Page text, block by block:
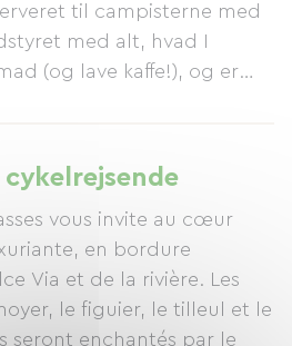
til campisterne med
med alt, hvad I
(og lave kaffe!), og er
vand), en håndvask og
tilbyder Café des
måltider lavet med
råvarer, hovedsageligt
producenter.
kan bestilles. Vi er så
sted, der fandt os (og
vous invite au cœur
en bordure
Via et de la rivière. Les
figuier, le tilleul et le
seront enchantés par le